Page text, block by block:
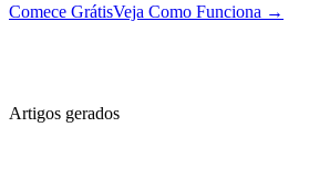
Comece GrátisVeja Como Funciona →
Artigos gerados